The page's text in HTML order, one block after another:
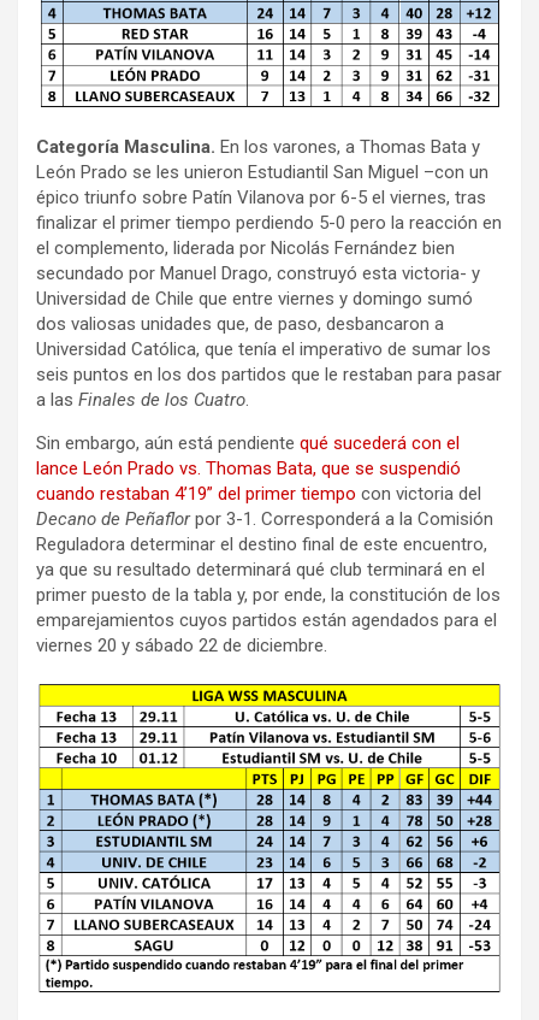
Categoría Masculina. En los varones, a Thomas Bata y
León Prado se les unieron Estudiantil San Miguel –con un
épico triunfo sobre Patín Vilanova por 6-5 el viernes, tras
finalizar el primer tiempo perdiendo 5-0 pero la reacción en
el complemento, liderada por Nicolás Fernández bien
secundado por Manuel Drago, construyó esta victoria- y
Universidad de Chile que entre viernes y domingo sumó
dos valiosas unidades que, de paso, desbancaron a
Universidad Católica, que tenía el imperativo de sumar los
seis puntos en los dos partidos que le restaban para pasar
a las Finales de los Cuatro.
Sin embargo, aún está pendiente qué sucederá con el
lance León Prado vs. Thomas Bata, que se suspendió
cuando restaban 4’19” del primer tiempo con victoria del
Decano de Peñaflorpor 3-1. Corresponderá a la Comisión
Reguladora determinar el destino final de este encuentro,
ya que su resultado determinará qué club terminará en el
primer puesto de la tabla y, por ende, la constitución de los
emparejamientos cuyos partidos están agendados para el
viernes 20 y sábado 22 de diciembre.